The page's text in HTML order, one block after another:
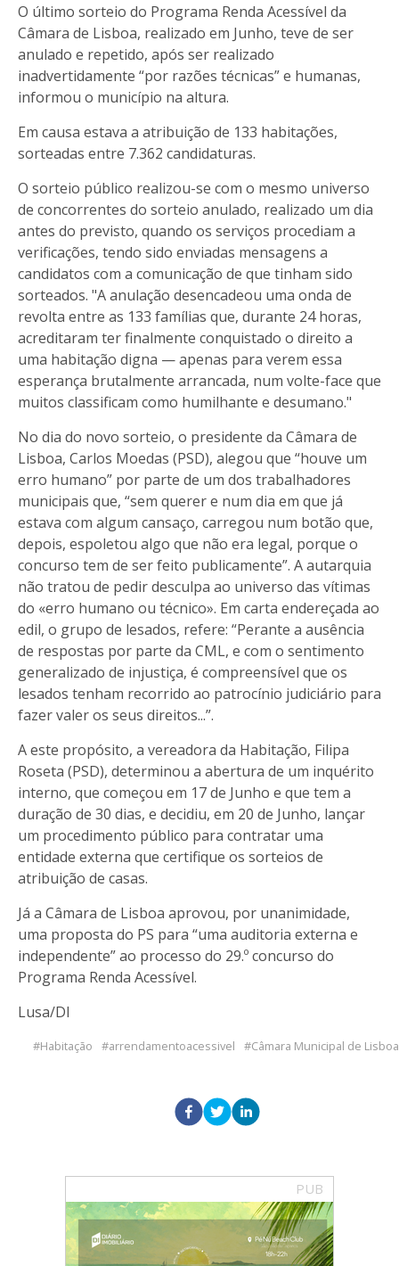
O último sorteio do Programa Renda Acessível da
Câmara de Lisboa, realizado em Junho, teve de ser
anulado e repetido, após ser realizado
inadvertidamente “por razões técnicas” e humanas,
informou o município na altura.
Em causa estava a atribuição de 133 habitações,
sorteadas entre 7.362 candidaturas.
O sorteio público realizou-se com o mesmo universo
de concorrentes do sorteio anulado, realizado um dia
antes do previsto, quando os serviços procediam a
verificações, tendo sido enviadas mensagens a
candidatos com a comunicação de que tinham sido
sorteados. "A anulação desencadeou uma onda de
revolta entre as 133 famílias que, durante 24 horas,
acreditaram ter finalmente conquistado o direito a
uma habitação digna — apenas para verem essa
esperança brutalmente arrancada, num volte-face que
muitos classificam como humilhante e desumano."
No dia do novo sorteio, o presidente da Câmara de
Lisboa, Carlos Moedas (PSD), alegou que “houve um
erro humano” por parte de um dos trabalhadores
municipais que, “sem querer e num dia em que já
estava com algum cansaço, carregou num botão que,
depois, espoletou algo que não era legal, porque o
concurso tem de ser feito publicamente”. A autarquia
não tratou de pedir desculpa ao universo das vítimas
do «erro humano ou técnico». Em carta endereçada ao
edil, o grupo de lesados, refere: “Perante a ausência
de respostas por parte da CML, e com o sentimento
generalizado de injustiça, é compreensível que os
lesados tenham recorrido ao patrocínio judiciário para
fazer valer os seus direitos...”.
A este propósito, a vereadora da Habitação, Filipa
Roseta (PSD), determinou a abertura de um inquérito
interno, que começou em 17 de Junho e que tem a
duração de 30 dias, e decidiu, em 20 de Junho, lançar
um procedimento público para contratar uma
entidade externa que certifique os sorteios de
atribuição de casas.
Já a Câmara de Lisboa aprovou, por unanimidade,
uma proposta do PS para “uma auditoria externa e
independente” ao processo do 29.º concurso do
Programa Renda Acessível.
Lusa/DI
Habitação arrendamentoacessivel Câmara Municipal de Lisboa
PUB